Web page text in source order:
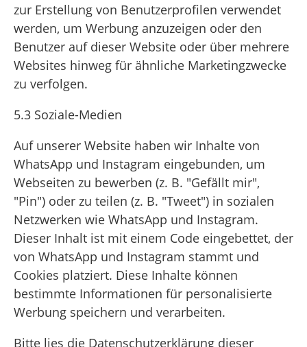
zur Erstellung von Benutzerprofilen verwendet
werden, um Werbung anzuzeigen oder den
Benutzer auf dieser Website oder über mehrere
Websites hinweg für ähnliche Marketingzwecke
zu verfolgen.
5.3 Soziale-Medien
Auf unserer Website haben wir Inhalte von
WhatsApp und Instagram eingebunden, um
Webseiten zu bewerben (z. B. "Gefällt mir",
"Pin") oder zu teilen (z. B. "Tweet") in sozialen
Netzwerken wie WhatsApp und Instagram.
Dieser Inhalt ist mit einem Code eingebettet, der
von WhatsApp und Instagram stammt und
Cookies platziert. Diese Inhalte können
bestimmte Informationen für personalisierte
Werbung speichern und verarbeiten.
Bitte lies die Datenschutzerklärung dieser